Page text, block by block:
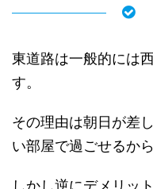
東道路は一般的には
す。
その理由は朝日が差
い部屋で過ごせるから
しかし逆にデメリッ